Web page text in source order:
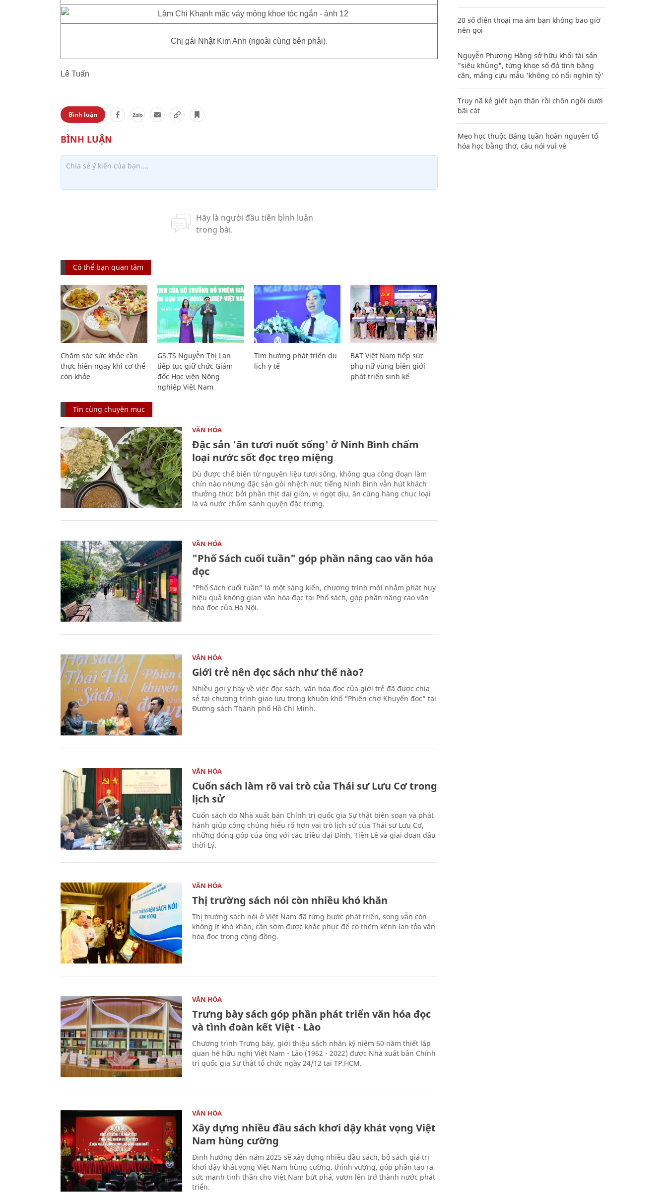
Chị gái Nhật Kim Anh (ngoài cùng bên phải).
Lê Tuấn
Bình luận
Có thể bạn quan tâm
Chăm sóc sức khỏe cần
thực hiện ngay khi cơ thể
còn khỏe
GS.TS Nguyễn Thị Lan
tiếp tục giữ chức Giám
đốc Học viện Nông
nghiệp Việt Nam
Tìm hướng phát triển du
lịch y tế
BAT Việt Nam tiếp sức
phụ nữ vùng biên giới
phát triển sinh kế
Tin cùng chuyên mục
VĂN HÓA
Đặc sản ‘ăn tươi nuốt sống' ở Ninh Bình chấm
loại nước sốt đọc trẹo miệng
Dù được chế biến từ nguyên liệu tươi sống, không qua công đoạn làm
chín nào nhưng đặc sản gỏi nhệch nức tiếng Ninh Bình vẫn hút khách
thưởng thức bởi phần thịt dai giòn, vị ngọt dịu, ăn cùng hàng chục loại
lá và nước chấm sánh quyện đặc trưng.
VĂN HÓA
"Phố Sách cuối tuần" góp phần nâng cao văn hóa
đọc
“Phố Sách cuối tuần” là một sáng kiến, chương trình mới nhằm phát huy
hiệu quả không gian văn hóa đọc tại Phố sách, góp phần nâng cao văn
hóa đọc của Hà Nội.
VĂN HÓA
Giới trẻ nên đọc sách như thế nào?
Nhiều gợi ý hay về việc đọc sách, văn hóa đọc của giới trẻ đã được chia
sẻ tại chương trình giao lưu trong khuôn khổ “Phiên chợ Khuyến đọc” tại
Đường sách Thành phố Hồ Chí Minh.
VĂN HÓA
Cuốn sách làm rõ vai trò của Thái sư Lưu Cơ trong
lịch sử
Cuốn sách do Nhà xuất bản Chính trị quốc gia Sự thật biên soạn và phát
hành giúp công chúng hiểu rõ hơn vai trò lịch sử của Thái sư Lưu Cơ,
những đóng góp của ông với các triều đại Đinh, Tiền Lê và giai đoạn đầu
thời Lý.
VĂN HÓA
Thị trường sách nói còn nhiều khó khăn
Thị trường sách nói ở Việt Nam đã từng bước phát triển, song vẫn còn
không ít khó khăn, cần sớm được khắc phục để có thêm kênh lan tỏa văn
hóa đọc trong cộng đồng.
VĂN HÓA
Trưng bày sách góp phần phát triển văn hóa đọc
và tình đoàn kết Việt - Lào
Chương trình Trưng bày, giới thiệu sách nhân kỷ niệm 60 năm thiết lập
quan hệ hữu nghị Việt Nam - Lào (1962 - 2022) được Nhà xuất bản Chính
trị quốc gia Sự thật tổ chức ngày 24/12 tại TP.HCM.
VĂN HÓA
Xây dựng nhiều đầu sách khơi dậy khát vọng Việt
Nam hùng cường
Định hướng đến năm 2025 sẽ xây dựng nhiều đầu sách, bộ sách giá trị
khơi dậy khát vọng Việt Nam hùng cường, thịnh vượng, góp phần tạo ra
sức mạnh tinh thần cho Việt Nam bứt phá, vươn lên trở thành nước phát
triển.
20 số điện thoại ma ám bạn không bao giờ
nên gọi
Nguyễn Phương Hằng sở hữu khối tài sản
"siêu khủng", từng khoe sổ đỏ tính bằng
cân, mắng cựu mẫu 'không có nổi nghìn tỷ'
Truy nã kẻ giết bạn thân rồi chôn ngồi dưới
bãi cát
Mẹo học thuộc Bảng tuần hoàn nguyên tố
hóa học bằng thơ, câu nói vui vẻ